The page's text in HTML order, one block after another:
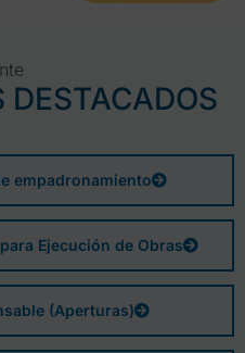
DESTACADOS
empadronamiento
Ejecución de Obras
(Aperturas)